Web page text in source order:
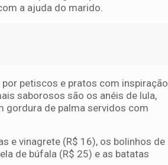
a ajuda do marido.
petiscos e pratos com inspiração
saborosos são os anéis de lula,
gordura de palma servidos com
e vinagrete (R$ 16), os bolinhos de
de búfala (R$ 25) e as batatas